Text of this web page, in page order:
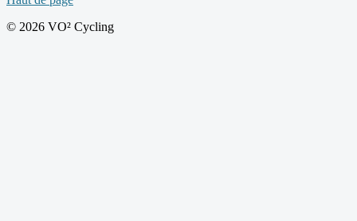
© 2026 VO² Cycling